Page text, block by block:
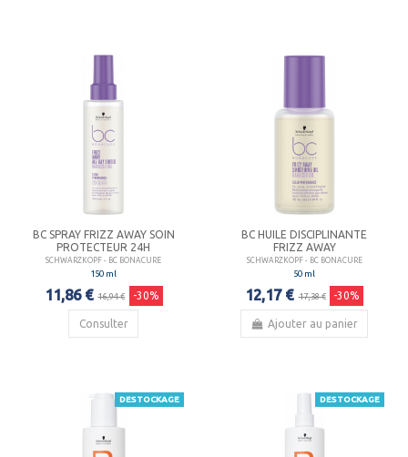
BC SPRAY FRIZZ AWAY SOIN
PROTECTEUR 24H
SCHWARZKOPF - BC BONACURE
150 ml
11,86 € 16,94 € -30%
Consulter
BC HUILE DISCIPLINANTE
FRIZZ AWAY
SCHWARZKOPF - BC BONACURE
50 ml
12,17 € 17,38 € -30%
Ajouter au panier
DESTOCKAGE DESTOCKAGE